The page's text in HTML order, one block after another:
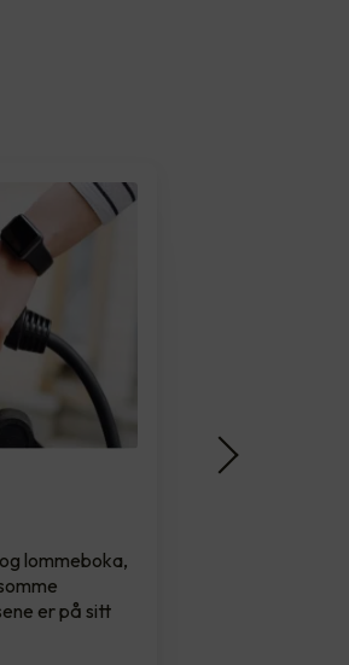
lommeboka,
er på sitt